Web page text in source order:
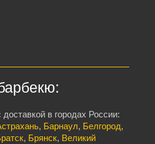
в городах России:
, Барнаул, Белгород,
, Брянск, Великий